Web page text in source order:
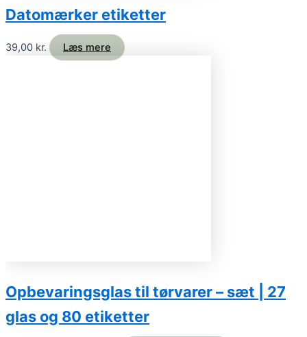
Datomærker etiketter
39,00 kr. Læs mere
Opbevaringsglas til tørvarer – sæt | 27
glas og 80 etiketter